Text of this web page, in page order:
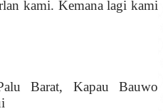
kami. Kemana lagi kami
Barat, Kapau Bauwo